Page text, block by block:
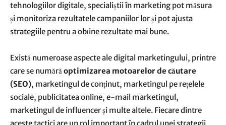
tehnologiilor digitale, specialiștii în marketing pot măsura
și monitoriza rezultatele campaniilor lor și pot ajusta
strategiile pentru a obține rezultate mai bune.
Există numeroase aspecte ale digital marketingului, printre
care se numărăoptimizarea motoarelor de căutare
(SEO), marketingul de conținut, marketingul pe rețelele
sociale, publicitatea online, e-mail marketingul,
marketingul de influencer și multe altele. Fiecare dintre